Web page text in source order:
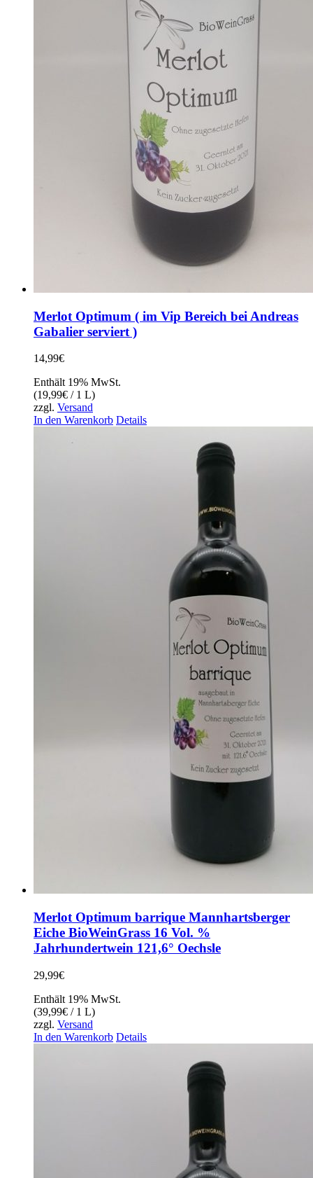
Merlot Optimum ( im Vip Bereich bei Andreas
Gabalier serviert )
14,99€
Enthält 19% MwSt.
(19,99€ / 1 L)
zzgl. Versand
In den Warenkorb Details
Merlot Optimum barrique Mannhartsberger
Eiche BioWeinGrass 16 Vol. %
Jahrhundertwein 121,6° Oechsle
29,99€
Enthält 19% MwSt.
(39,99€ / 1 L)
zzgl. Versand
In den Warenkorb Details